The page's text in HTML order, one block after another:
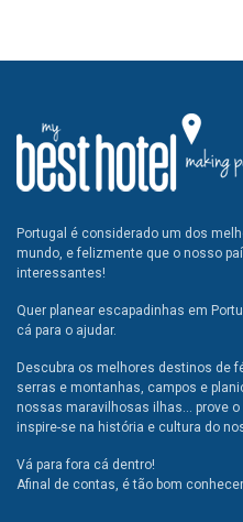
Portugal é considerado um dos
mundo, e felizmente que o nosso
interessantes!
Quer planear escapadinhas em
cá para o ajudar.
Descubra os melhores destinos de
serras e montanhas, campos e
nossas maravilhosas ilhas... prove
inspire-se na história e cultura do
Vá para fora cá dentro!
Afinal de contas, é tão bom